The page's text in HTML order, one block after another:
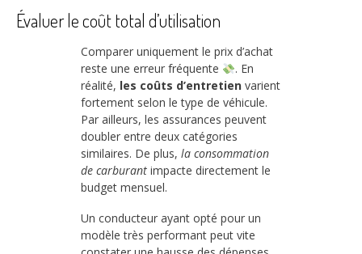
Évaluer le coût total d’utilisation
Comparer uniquement le prix d’achat
reste une erreur fréquente
. En
réalité, les coûts d’entretien varient
fortement selon le type de véhicule.
Par ailleurs, les assurances peuvent
doubler entre deux catégories
similaires. De plus, la consommation
de carburant impacte directement le
budget mensuel.
Un conducteur ayant opté pour un
modèle très performant peut vite